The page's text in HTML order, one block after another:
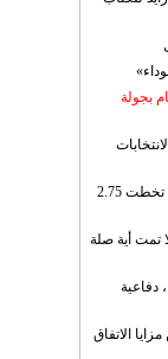
بجولة
إيران: الصادرات الشهریة للنفط والمكثفات تخطت 2.75
تمت أية صلة
دفاعية
الاتفاق